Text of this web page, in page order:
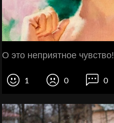
О это неприятное чувство!
1 0 0